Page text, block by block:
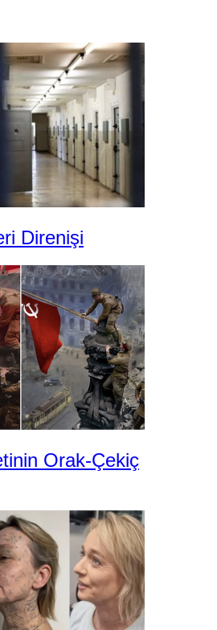
Direnişi
Orak-Çekiç